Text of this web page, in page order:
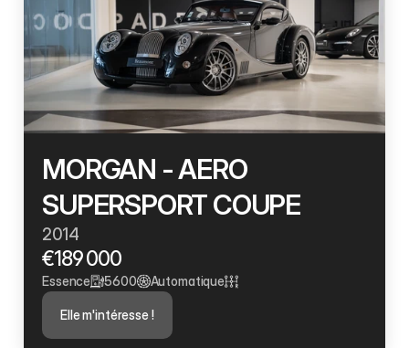
MORGAN - AERO
SUPERSPORT COUPE
2014
€189 000
Essence 5600 Automatique
Elle m'intéresse !